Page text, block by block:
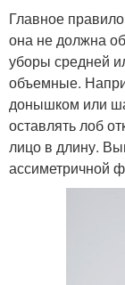
Главное
она не должна
уборы средней
объемные.
донышком или
оставлять лоб
лицо в длину.
ассиметричной